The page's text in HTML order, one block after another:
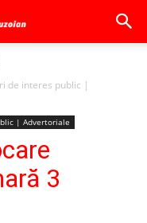
de interes public |
| Advertoriale
3